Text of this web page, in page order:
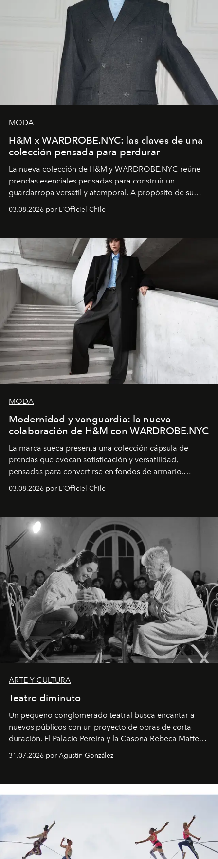
MODA
H&M x WARDROBE.NYC: las claves de una
colección pensada para perdurar
La nueva colección de H&M y WARDROBE.NYC reúne
prendas esenciales pensadas para construir un
guardarropa versátil y atemporal. A propósito de su
la asesora creativa y jefa de diseño global de la marca
y la filosofía detrás de la propuesta.
03.08.2026 por L'Officiel Chile
MODA
Modernidad y vanguardia: la nueva
colaboración de H&M con WARDROBE.NYC
La marca sueca presenta una colección cápsula de
prendas que evocan sofisticación y versatilidad,
pensadas para convertirse en fondos de armario.
03.08.2026 por L'Officiel Chile
ARTE Y CULTURA
Teatro diminuto
Un pequeño conglomerado teatral busca encantar a
nuevos públicos con un proyecto de obras de corta
duración. El Palacio Pereira y la Casona Rebeca Matte
miniobras. Sus puestas en escena son limpias; ponen el
31.07.2026 por Agustín González